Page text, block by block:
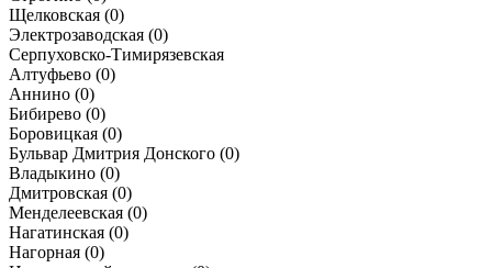
Щелковская (0)
Электрозаводская (0)
Серпуховско-Тимирязевская
Алтуфьево (0)
Аннино (0)
Бибирево (0)
Боровицкая (0)
Бульвар Дмитрия Донского (0)
Владыкино (0)
Дмитровская (0)
Менделеевская (0)
Нагатинская (0)
Нагорная (0)